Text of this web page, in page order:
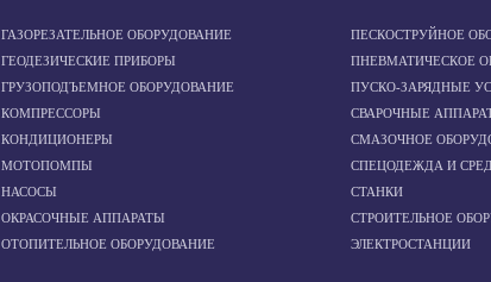
ГАЗОРЕЗАТЕЛЬНОЕ ОБОРУДОВАНИЕ
ГЕОДЕЗИЧЕСКИЕ ПРИБОРЫ
ГРУЗОПОДЪЕМНОЕ ОБОРУДОВАНИЕ
КОМПРЕССОРЫ
КОНДИЦИОНЕРЫ
МОТОПОМПЫ
НАСОСЫ
ОКРАСОЧНЫЕ АППАРАТЫ
ОТОПИТЕЛЬНОЕ ОБОРУДОВАНИЕ
ПЕСКОСТРУЙНОЕ
ПНЕВМАТИЧЕСКОЕ
ПУСКО-ЗАРЯДНЫЕ
СВАРОЧНЫЕ
СМАЗОЧНОЕ
СПЕЦОДЕЖДА И
СТАНКИ
СТРОИТЕЛЬНОЕ
ЭЛЕКТРОСТАНЦИИ